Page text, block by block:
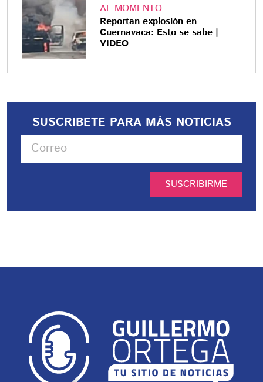
AL MOMENTO
Reportan explosión en
Cuernavaca: Esto se sabe |
VIDEO
SUSCRIBETE PARA MÁS NOTICIAS
SUSCRIBIRME